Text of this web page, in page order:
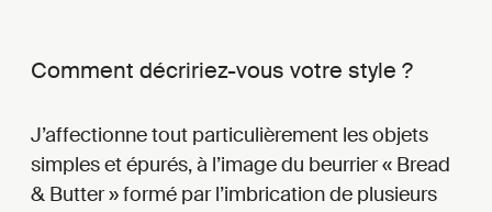
Comment décririez-vous votre style ?
J’affectionne tout particulièrement les objets
simples et épurés, à l’image du beurrier « Bread
& Butter » formé par l’imbrication de plusieurs